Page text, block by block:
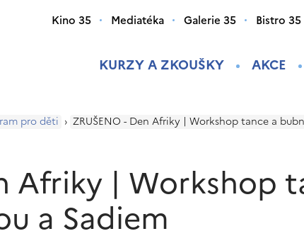
KURZY A ZKOUŠKY AKCE
Kino 35 Mediatéka Galerie 35 Bistro 35
pro děti › ZRUŠENO - Den Afriky | Workshop tance a
Afriky | Workshop
a Sadiem